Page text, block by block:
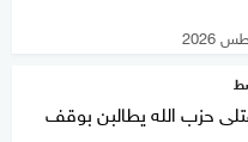
حزب الله يطالبن بوقف